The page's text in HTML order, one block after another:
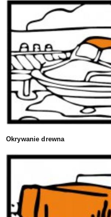
Okrywanie drewna